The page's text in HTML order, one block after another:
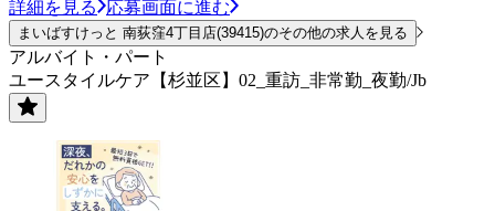
詳細を見る 応募画面に進む
まいばすけっと 南荻窪4丁目店(39415)のその他の求人を見る
アルバイト・パート
ユースタイルケア【杉並区】02_重訪_非常勤_夜勤/Jb